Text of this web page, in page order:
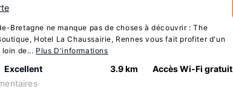
Bretagne ne manque pas de choses à découvrir : The
Hotel La Chaussairie, Rennes vous fait profiter d'un
loin de... Plus D'informations
Excellent
3.9 km Accès Wi-Fi gratuit